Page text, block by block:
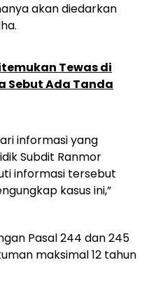
akan diedarkan
Tewas di
Sebut Ada Tanda
informasi yang
Subdit Ranmor
informasi tersebut
kasus ini,”
Pasal 244 dan 245
maksimal 12 tahun